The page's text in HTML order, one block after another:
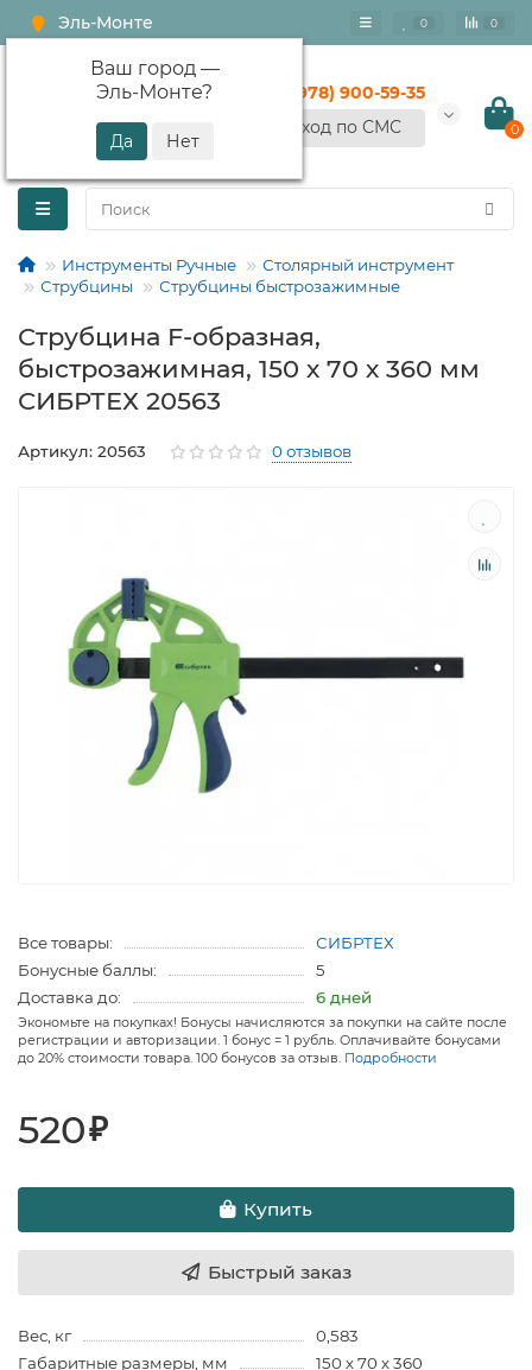
Эль-Монте
Ваш город —
Эль-Монте?
0 0
+7 (978) 900-59-35
Вход по СМС
0
Инструменты Ручные
Столярный инструмент
Струбцины
Струбцины быстрозажимные
Струбцина F-образная,
быстрозажимная, 150 х 70 х 360 мм
СИБРТЕХ 20563
Артикул: 20563 0 отзывов
Все товары:
СИБРТЕХ
Бонусные баллы:
5
Доставка до:
6 дней
Экономьте на покупках! Бонусы начисляются за покупки на сайте после
регистрации и авторизации. 1 бонус = 1 рубль. Оплачивайте бонусами
до 20% стоимости товара. 100 бонусов за отзыв. Подробности
520₽
Купить
Быстрый заказ
Вес, кг
0,583
Габаритные размеры, мм
150 х 70 х 360